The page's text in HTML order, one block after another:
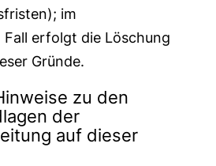
im
erfolgt die Löschung
Gründe.
zu den
der
auf dieser